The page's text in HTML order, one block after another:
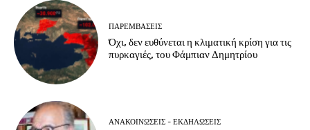
ΠΑΡΕΜΒΑΣΕΙΣ
Όχι, δεν ευθύνεται η κλιματική κρίση για τις
πυρκαγιές, του Φάμπιαν Δημητρίου
ΑΝΑΚΟΙΝΩΣΕΙΣ - ΕΚΔΗΛΩΣΕΙΣ